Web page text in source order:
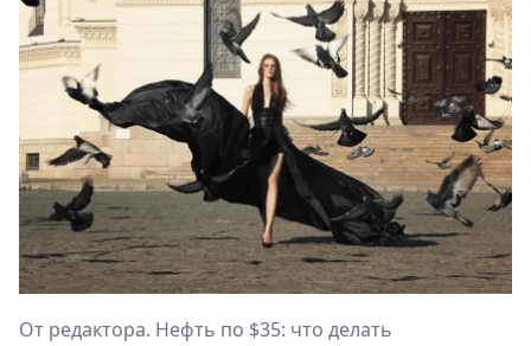
От редактора. Нефть по $35: что делать